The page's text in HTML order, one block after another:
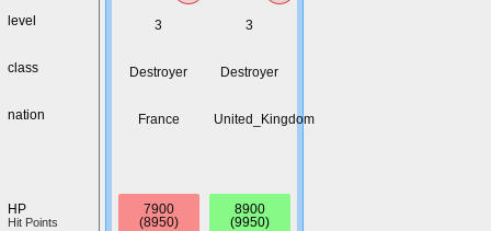
level
class
nation
HP
Hit Points
3
Destroyer
France
7900
(8950)
3
Destroyer
United_Kingdom
8900
(9950)